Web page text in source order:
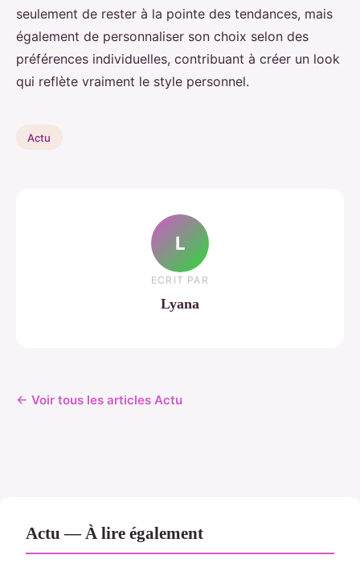
seulement de rester à la pointe des tendances, mais
également de personnaliser son choix selon des
préférences individuelles, contribuant à créer un look
qui reflète vraiment le style personnel.
Actu
L
ECRIT PAR
Lyana
← Voir tous les articles Actu
Actu — À lire également